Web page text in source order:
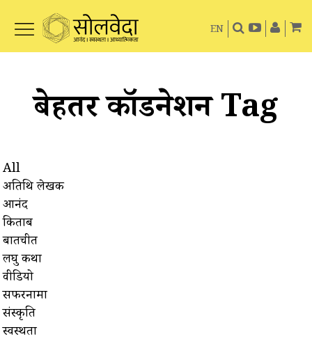
EN
बेहतर कॉर्डिनेशन Tag
All
अतिथि लेखक
आनंद
किताबें
बातचीत
लघु कथा
वीडियो
सफरनामा
संस्कृति
स्वस्थता